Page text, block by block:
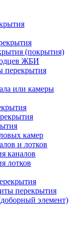
(покрытия)
ЖБИ
перекрытия
или камеры
камер
и лотков
каналов
лотков
перекрытия
элемент)